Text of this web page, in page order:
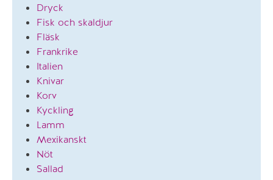
Dryck
Fisk och skaldjur
Fläsk
Frankrike
Italien
Knivar
Korv
Kyckling
Lamm
Mexikanskt
Nöt
Sallad